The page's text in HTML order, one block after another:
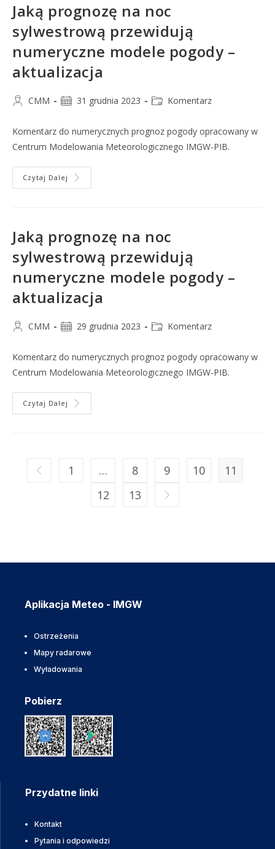
Jaką prognozę na noc
sylwestrową przewidują
numeryczne modele pogody –
aktualizacja
CMM 31 grudnia 2023 Komentarz
Komentarz do numerycznych prognoz pogody opracowany w
Centrum Modelowania Meteorologicznego IMGW-PIB.
Czytaj Dalej
Jaką prognozę na noc
sylwestrową przewidują
numeryczne modele pogody –
aktualizacja
CMM 29 grudnia 2023 Komentarz
Komentarz do numerycznych prognoz pogody opracowany w
Centrum Modelowania Meteorologicznego IMGW-PIB.
Czytaj Dalej
1 … 8 9 10
11
12
13
Aplikacja Meteo - IMGW
Ostrzeżenia
Mapy radarowe
Wyładowania
Pobierz
Przydatne linki
Kontakt
Pytania i odpowiedzi